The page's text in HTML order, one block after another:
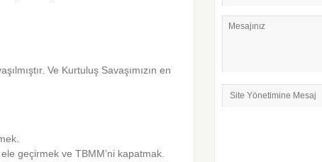
Ve Kurtuluş Savaşımızın en
geçirmek ve TBMM’ni kapatmak.
Mesajınız